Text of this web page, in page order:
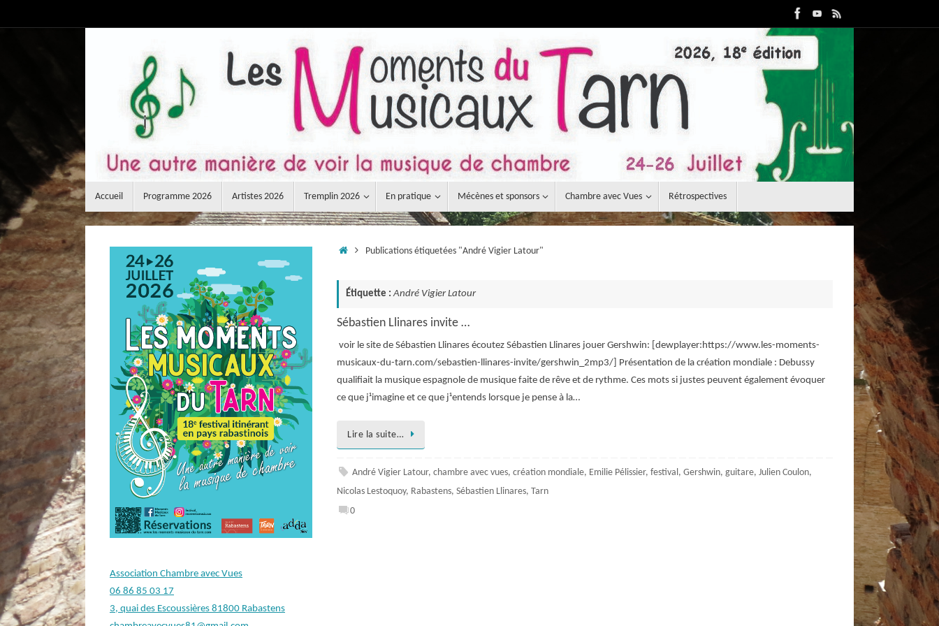
au
Passer
au
contenu
Accueil Programme 2026 Artistes 2026 Tremplin 2026 En pratique Mécènes et sponsors Chambre avec Vues Rétrospectives
AccueilPublications étiquetées "André Vigier Latour"
Étiquette :André Vigier Latour
Sébastien Llinares invite …
voir le site de Sébastien Llinares écoutez Sébastien Llinares jouer Gershwin: [dewplayer:https://www.les-moments-
musicaux-du-tarn.com/sebastien-llinares-invite/gershwin_2mp3/] Présentation de la création mondiale : Debussy
qualifiait la musique espagnole de musique faite de rêve et de rythme. Ces mots si justes peuvent également évoquer
ce que j¹imagine et ce que j¹entends lorsque je pense à la…
Lire la suite…
André Vigier Latour,chambre avec vues,création mondiale, Emilie Pélissier,festival ,Gershwin,guitare,Julien Coulon,
Nicolas Lestoquoy, Rabastens, Sébastien Llinares, Tarn
0
Association Chambre avec Vues
06 86 85 03 17
3, quai des Escoussières 81800 Rabastens